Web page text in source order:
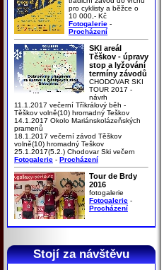
pro cyklisty a běžce o
10 000,- Kč
Fotogalerie -
Procházení
SKI areál
Těškov - úpravy
stop a lyžování
termíny závodů
CHODOVAR SKI
TOUR 2017 -
návrh
11.1.2017 večerní Tříkrálový běh -
Těškov volně(10) hromadný Teškov
14.1.2017 Okolo Mariánskolázeňských
pramenů
18.1.2017 večerní závod Těškov
volně(10) hromadný Teškov
25.1.2017(5.2.) Chodovar Ski večern
Fotogalerie - Procházení
Tour de Brdy
2016
fotogalerie
Fotogalerie -
Procházení
Stojí za návštěvu